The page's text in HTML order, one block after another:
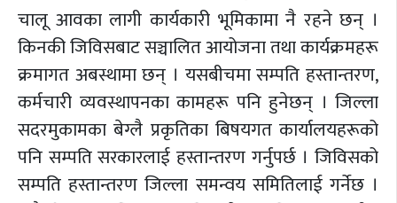
चालू आवका लागी कार्यकारी भूमिकामा नै रहने छन् ।
किनकी जिविसबाट सञ्चालित आयोजना तथा कार्यक्रमहरू
क्रमागत अबस्थामा छन् । यसबीचमा सम्पति हस्तान्तरण,
कर्मचारी व्यवस्थापनका कामहरू पनि हुनेछन् । जिल्ला
सदरमुकामका बेग्लै प्रकृतिका बिषयगत कार्यालयहरूको
पनि सम्पति सरकारलाई हस्तान्तरण गर्नुपर्छ । जिविसको
सम्पति हस्तान्तरण जिल्ला समन्वय समितिलाई गर्नेछ ।